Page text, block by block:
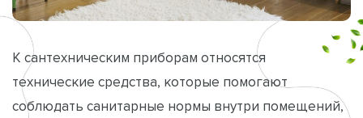
К сантехническим приборам относятся
технические средства, которые помогают
соблюдать санитарные нормы внутри помещений,